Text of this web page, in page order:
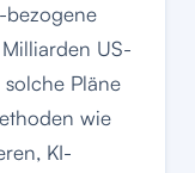
bezogene
US-
solche Pläne
wie
KI-